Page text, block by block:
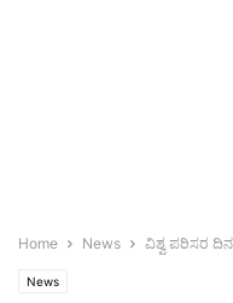
Home News ವಿಶ್ವ ಪರಿಸರ
News